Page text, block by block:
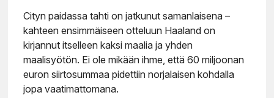
Cityn paidassa tahti on jatkunut samanlaisena –
kahteen ensimmäiseen otteluun Haaland on
kirjannut itselleen kaksi maalia ja yhden
maalisyötön. Ei ole mikään ihme, että 60 miljoonan
euron siirtosummaa pidettiin norjalaisen kohdalla
jopa vaatimattomana.